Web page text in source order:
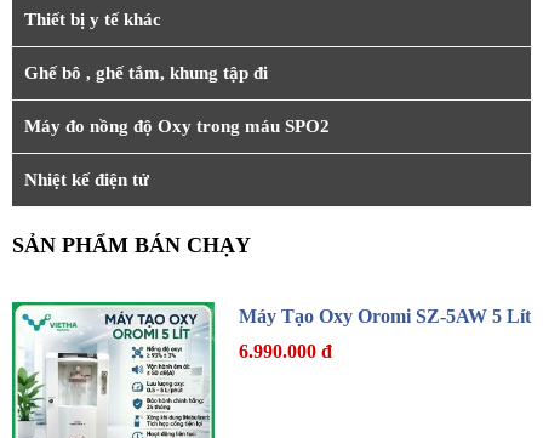
Thiết bị y tế khác
Ghế bô , ghế tắm, khung tập đi
Máy đo nồng độ Oxy trong máu SPO2
Nhiệt kế điện tử
SẢN PHẨM BÁN CHẠY
Máy Tạo Oxy Oromi SZ-5AW 5 Lít
6.990.000 đ